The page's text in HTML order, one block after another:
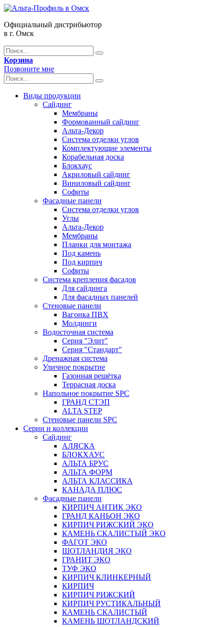
Официальный дистрибьютор
в г. Омск
Корзина
Позвоните мне
Виды продукции
Сайдинг
Мембраны
Формованный сайдинг
Альта-Декор
Система отделки углов
Комплектующие элементы
Корабельная доска
Блокхаус
Акриловый сайдинг
Виниловый сайдинг
Софиты
Фасадные панели
Система отделки углов
Углы
Альта-Декор
Мембраны
Планки для монтажа
Под камень
Под кирпич
Софиты
Система крепления фасадов
Для сайдинга
Для фасадных панелей
Стеновые панели
Вагонка ПВХ
Молдинги
Водосточная система
Серия "Элит"
Серия "Стандарт"
Дренажная система
Уличное покрытие
Газонная решётка
Террасная доска
Напольное покрытие SPC
ГРАНД СТЭП
ALTA STEP
Стеновые панели SPC
Серии и коллекции
Сайдинг
АЛЯСКА
БЛОКХАУС
АЛЬТА БРУС
АЛЬТА ФОРМ
АЛЬТА КЛАССИКА
КАНАДА ПЛЮС
Фасадные панели
КИРПИЧ АНТИК ЭКО
ГРАНД КАНЬОН ЭКО
КИРПИЧ РИЖСКИЙ ЭКО
КАМЕНЬ СКАЛИСТЫЙ ЭКО
ФАГОТ ЭКО
ШОТЛАНДИЯ ЭКО
ГРАНИТ ЭКО
ТУФ ЭКО
КИРПИЧ КЛИНКЕРНЫЙ
КИРПИЧ
КИРПИЧ РИЖСКИЙ
КИРПИЧ РУСТИКАЛЬНЫЙ
КАМЕНЬ СКАЛИСТЫЙ
КАМЕНЬ ШОТЛАНДСКИЙ